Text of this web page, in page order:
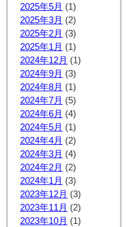
2025年5月 (1)
2025年3月 (2)
2025年2月 (3)
2025年1月 (1)
2024年12月 (1)
2024年9月 (3)
2024年8月 (1)
2024年7月 (5)
2024年6月 (4)
2024年5月 (1)
2024年4月 (2)
2024年3月 (4)
2024年2月 (2)
2024年1月 (3)
2023年12月 (3)
2023年11月 (2)
2023年10月 (1)